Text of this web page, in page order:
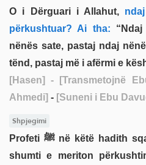
O i Dërguari i Allahut,
përkushtuar? Ai tha:
nënës sate, pastaj ndaj
tënd, pastaj më i afërmi e
[Hasen]
- [Transmetojnë
Ahmedi] - [Suneni i Ebu
Shpjegimi
Profeti ﷺ në këtë hadith sqaroi se personi që më së
shumti e meriton